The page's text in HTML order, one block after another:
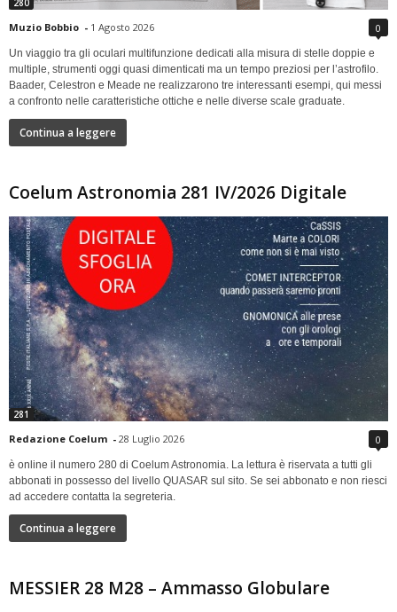
280
Muzio Bobbio - 1 Agosto 2026 0
Un viaggio tra gli oculari multifunzione dedicati alla misura di stelle doppie e
multiple, strumenti oggi quasi dimenticati ma un tempo preziosi per l’astrofilo.
Baader, Celestron e Meade ne realizzarono tre interessanti esempi, qui messi
a confronto nelle caratteristiche ottiche e nelle diverse scale graduate.
Continua a leggere
Coelum Astronomia 281 IV/2026 Digitale
281
Redazione Coelum - 28 Luglio 2026 0
è online il numero 280 di Coelum Astronomia. La lettura è riservata a tutti gli
abbonati in possesso del livello QUASAR sul sito. Se sei abbonato e non riesci
ad accedere contatta la segreteria.
Continua a leggere
MESSIER 28 M28 – Ammasso Globulare